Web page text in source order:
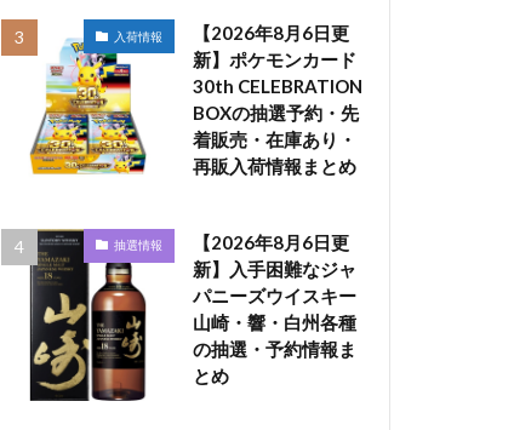
入荷情報
【2026年8月6日更
新】ポケモンカード
30th CELEBRATION
BOXの抽選予約・先
着販売・在庫あり・
再販入荷情報まとめ
抽選情報
【2026年8月6日更
新】入手困難なジャ
パニーズウイスキー
山崎・響・白州各種
の抽選・予約情報ま
とめ